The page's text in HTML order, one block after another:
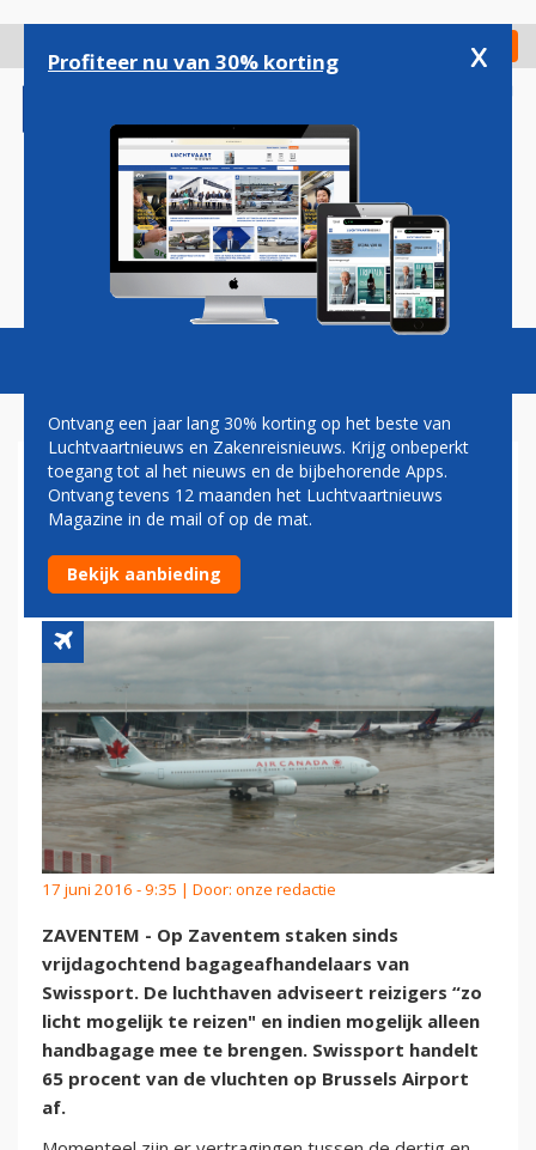
gaan
Check in
Magazine Podcasts Vacatures
HINDER DOOR STAKING
BAGAGEPERSONEEL
SWISSPORT OP ZAVENTEM
17 juni 2016 - 9:35 | Door: onze redactie
ZAVENTEM - Op Zaventem staken sinds
vrijdagochtend bagageafhandelaars van
Swissport. De luchthaven adviseert reizigers “zo
licht mogelijk te reizen" en indien mogelijk alleen
handbagage mee te brengen. Swissport handelt
65 procent van de vluchten op Brussels Airport
af.
Profiteer nu van 30% korting x
Ontvang een jaar lang 30% korting op het beste van
Luchtvaartnieuws en Zakenreisnieuws. Krijg onbeperkt
toegang tot al het nieuws en de bijbehorende Apps.
Ontvang tevens 12 maanden het Luchtvaartnieuws
Magazine in de mail of op de mat.
Bekijk aanbieding